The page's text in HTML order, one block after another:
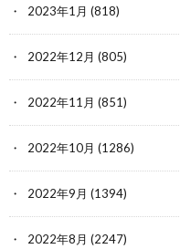
2023年1月 (818)
2022年12月 (805)
2022年11月 (851)
2022年10月 (1286)
2022年9月 (1394)
2022年8月 (2247)